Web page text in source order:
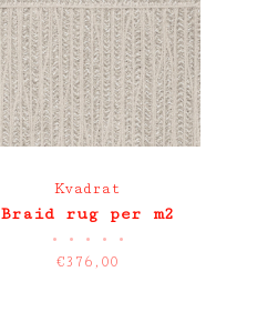
Kvadrat
Braid rug per m2
• • • • •
€376,00